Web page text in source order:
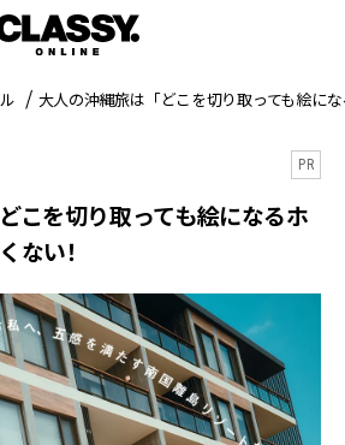
大人の沖縄旅は「どこを切り取っても絵に
PR
こを切り取っても絵になるホ
ない！